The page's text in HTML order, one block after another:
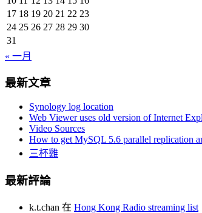
17 18 19 20 21 22 23
24 25 26 27 28 29 30
31
« 一月
最新文章
Synology log location
Web Viewer uses old version of Internet
Video Sources
How to get MySQL 5.6 parallel replication
三杯雞
最新評論
k.t.chan 在 Hong Kong Radio streaming list